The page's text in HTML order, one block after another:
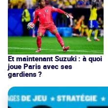
Et maintenant Suzuki : à quoi
joue Paris avec ses
gardiens ?